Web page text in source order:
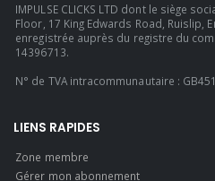
IMPULSE CLICKS LTD dont le siège
Floor, 17 King Edwards Road, Ruislip,
enregistrée auprès du registre du
14396713.
N° de TVA intracommunautaire :
LIENS RAPIDES
Zone membre
Gérer mon abonnement